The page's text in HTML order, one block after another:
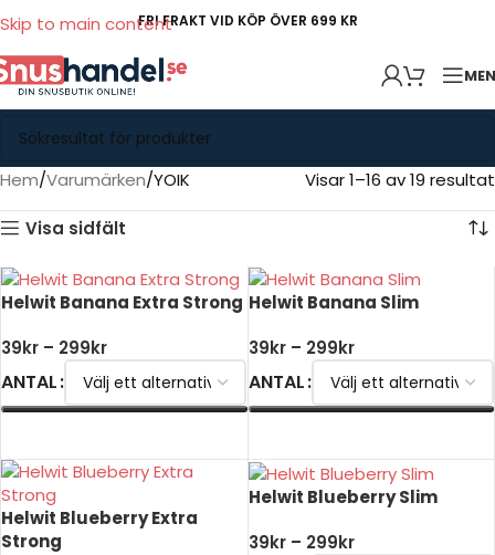
Skip to main contentFRI FRAKT VID KÖP ÖVER 699 KR
Hem Varumärken YOIK Visar 1–16 av 19 resultat
Visa sidfält
Helwit Banana Extra Strong
39kr – 299kr
ANTAL
Helwit Banana Slim
39kr – 299kr
ANTAL
Helwit Blueberry Extra
Strong
Helwit Blueberry Slim
39kr – 299kr